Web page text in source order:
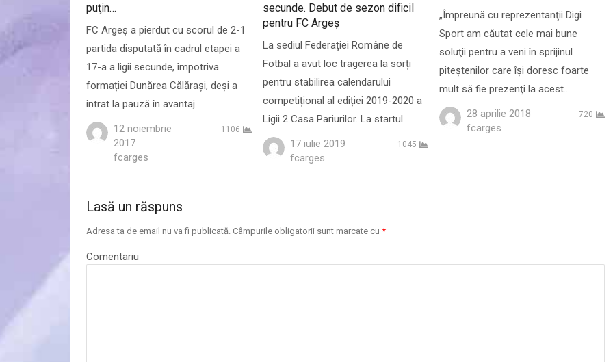
puţin…
FC Argeş a pierdut cu scorul de 2-1
partida disputată în cadrul etapei a
17-a a ligii secunde, împotriva
formației Dunărea Călărași, deși a
intrat la pauză în avantaj…
12 noiembrie
2017
Author
fcarges
1106
secunde. Debut de sezon dificil
pentru FC Argeș
La sediul Federației Române de
Fotbal a avut loc tragerea la sorți
pentru stabilirea calendarului
competițional al ediției 2019-2020 a
Ligii 2 Casa Pariurilor. La startul…
17 iulie 2019
Author
fcarges
1045
„Împreună cu reprezentanţii Digi
Sport am căutat cele mai bune
soluţii pentru a veni în sprijinul
piteştenilor care îşi doresc foarte
mult să fie prezenţi la acest…
28 aprilie 2018
Author
fcarges
720
Lasă un răspuns
Adresa ta de email nu va fi publicată. Câmpurile obligatorii sunt marcate cu *
Comentariu